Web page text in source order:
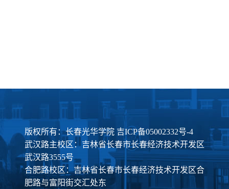
版权所有：长春光华学院 吉ICP备05002332号-4
武汉路主校区：吉林省长春市长春经济技术开发区
武汉路3555号
合肥路校区：吉林省长春市长春经济技术开发区合
肥路与富阳街交汇处东